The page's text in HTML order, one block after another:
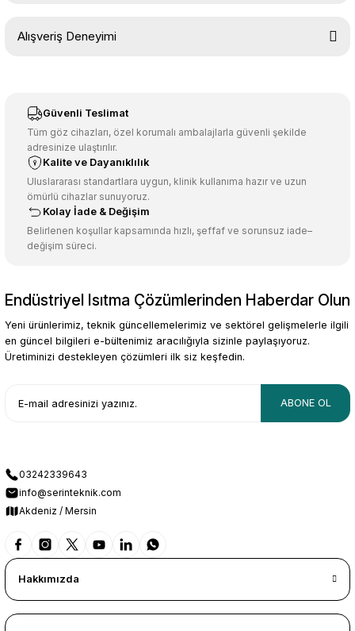
konularda yetersiz gördüğünüz noktaları öneri formunu kullanarak
Ürün resmi kalitesiz, bozuk veya görüntülenemiyor.
Ürün açıklamasında eksik bilgiler bulunuyor.
Ürün bilgilerinde hatalar bulunuyor.
Ürün fiyatı diğer sitelerden daha pahalı.
Bu ürüne benzer farklı alternatifler olmalı.
Gönder
Alışveriş Deneyimi
Güvenli Teslimat
Tüm göz cihazları, özel korumalı ambalajlarla güvenli şekilde
adresinize ulaştırılır.
Kalite ve Dayanıklılık
Uluslararası standartlara uygun, klinik kullanıma hazır ve uzun
ömürlü cihazlar sunuyoruz.
Kolay İade & Değişim
Belirlenen koşullar kapsamında hızlı, şeffaf ve sorunsuz iade–
değişim süreci.
Endüstriyel Isıtma Çözümlerinden Haberdar Olun
Yeni ürünlerimiz, teknik güncellemelerimiz ve sektörel gelişmelerle ilgili
en güncel bilgileri e-bültenimiz aracılığıyla sizinle paylaşıyoruz.
Üretiminizi destekleyen çözümleri ilk siz keşfedin.
ABONE OL
03242339643
info@serinteknik.com
Akdeniz / Mersin
Hakkımızda